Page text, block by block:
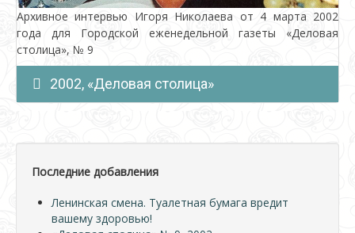
Архивное интервью Игоря Николаева от 4 марта 2002
года для Городской еженедельной газеты «Деловая
столица», № 9
2002, «Деловая столица»
Последние добавления
Ленинская смена. Туалетная бумага вредит
вашему здоровью!